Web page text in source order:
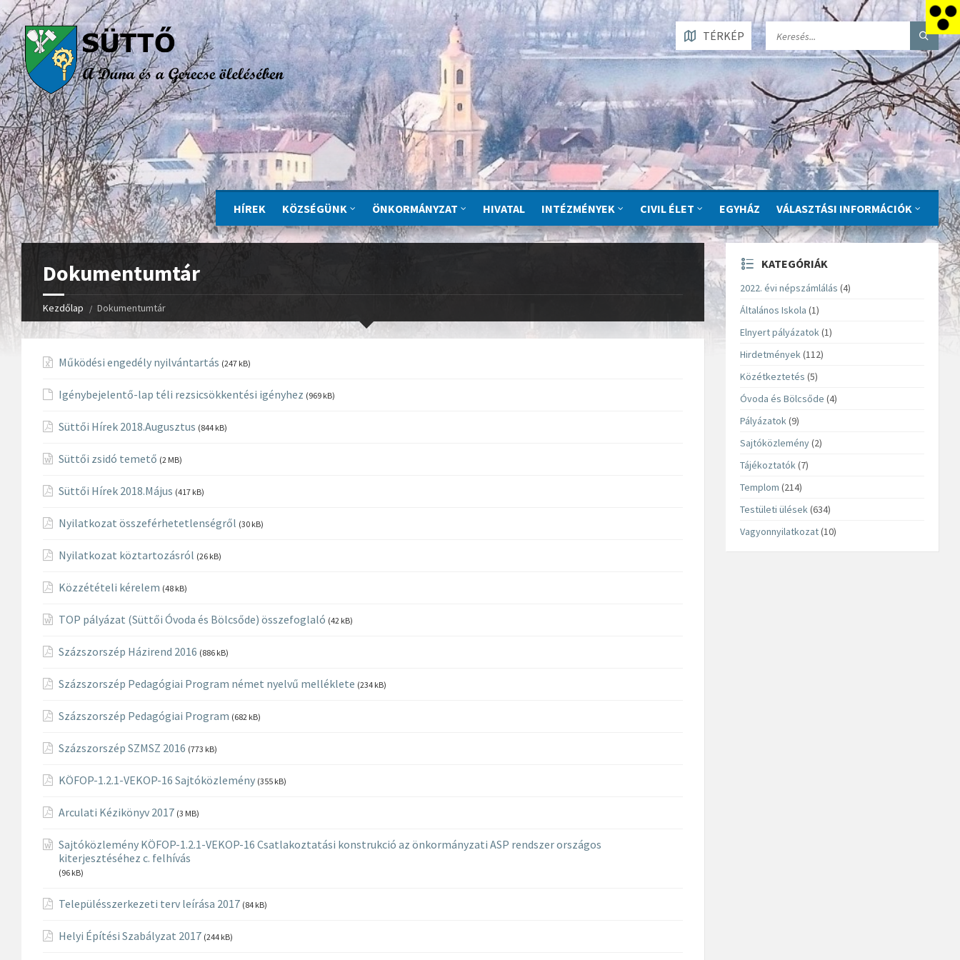
HÍREK KÖZSÉGÜNK ÖNKORMÁNYZAT HIVATAL INTÉZMÉNYEK CIVIL ÉLET EGYHÁZ VÁLASZTÁSI INFORMÁCIÓK
TÉRKÉP
Dokumentumtár
Kezdőlap Dokumentumtár
Működési engedély nyilvántartás (247 kB)
Igénybejelentő-lap téli rezsicsökkentési igényhez (969 kB)
Süttői Hírek 2018.Augusztus (844 kB)
Süttői zsidó temető (2 MB)
Süttői Hírek 2018.Május (417 kB)
Nyilatkozat összeférhetetlenségről (30 kB)
Nyilatkozat köztartozásról (26 kB)
Közzétételi kérelem (48 kB)
TOP pályázat (Süttői Óvoda és Bölcsőde) összefoglaló (42 kB)
Százszorszép Házirend 2016 (886 kB)
Százszorszép Pedagógiai Program német nyelvű melléklete (234 kB)
Százszorszép Pedagógiai Program (682 kB)
Százszorszép SZMSZ 2016 (773 kB)
KÖFOP-1.2.1-VEKOP-16 Sajtóközlemény (355 kB)
Arculati Kézikönyv 2017 (3 MB)
Sajtóközlemény KÖFOP-1.2.1-VEKOP-16 Csatlakoztatási konstrukció az önkormányzati ASP rendszer országos
kiterjesztéséhez c. felhívás
(96 kB)
Településszerkezeti terv leírása 2017 (84 kB)
Helyi Építési Szabályzat 2017 (244 kB)
KATEGÓRIÁK
2022. évi népszámlálás (4)
Általános Iskola (1)
Elnyert pályázatok(1)
Hirdetmények(112)
Közétkeztetés (5)
Óvoda és Bölcsőde (4)
Pályázatok(9)
Sajtóközlemény(2)
Tájékoztatók(7)
Templom (214)
Testületi ülések(634)
Vagyonnyilatkozat(10)